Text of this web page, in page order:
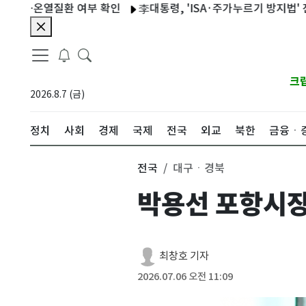
열질환 여부 확인 李대통령, 'ISA·주가누르기 방지법' 전면 재
2026.8.7 (금)
크
정치 사회 경제 국제 전국 외교 북한 금융ㆍ
전국 대구ㆍ경북
박용선 포항시
최창호 기자
2026.07.06 오전 11:09